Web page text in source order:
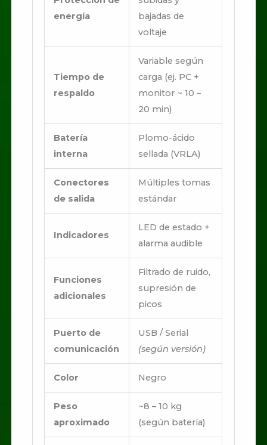
energía
bajadas de
voltaje
Tiempo de
respaldo
Variable según
carga (ej. PC +
monitor ~ 10 –
20 min)
Batería
interna
Plomo-ácido
sellada (VRLA)
Conectores
de salida
Múltiples tomas
estándar
Indicadores
LED de estado +
alarma audible
Funciones
adicionales
Filtrado de ruido,
supresión de
picos
Puerto de
comunicación
USB / Serial
(según versión)
Color Negro
Peso
aproximado
~8 – 10 kg
(según batería)